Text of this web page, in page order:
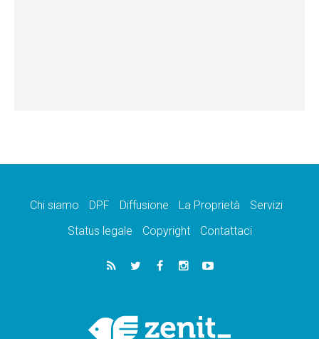
Chi siamo DPF Diffusione La Proprietà
Servizi
Status legale
Copyright Contattaci